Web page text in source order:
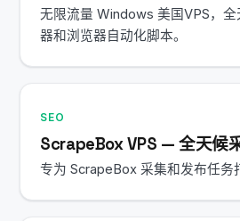
无限流量 Windows 美国VPS，
器和浏览器自动化脚本。
SEO
ScrapeBox VPS — 全天候
专为 ScrapeBox 采集和发布任务